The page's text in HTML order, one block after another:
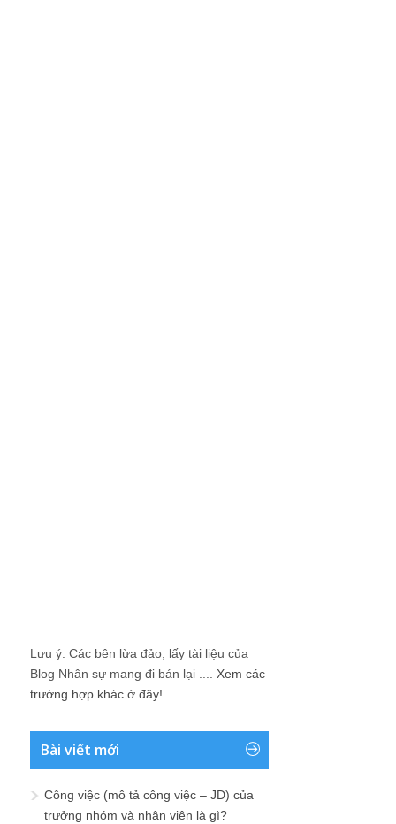
Lưu ý: Các bên lừa đảo, lấy tài liệu của
Blog Nhân sự mang đi bán lại .... Xem các
trường hợp khác ở đây!
Bài viết mới
Công việc (mô tả công việc – JD) của
trưởng nhóm và nhân viên là gì?